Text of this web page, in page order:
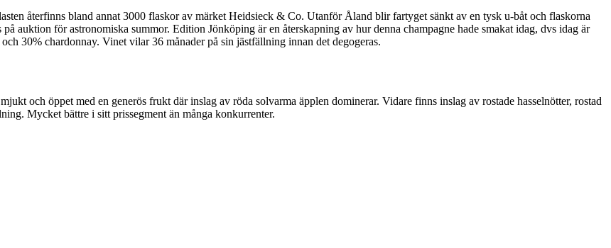
återfinns bland annat 3000 flaskor av märket Heidsieck & Co. Utanför Åland blir fartyget sänkt av en tysk u-båt och flaskorna
auktion för astronomiska summor. Edition Jönköping är en återskapning av hur denna champagne hade smakat idag, dvs idag är
30% chardonnay. Vinet vilar 36 månader på sin jästfällning innan det degogeras.
och öppet med en generös frukt där inslag av röda solvarma äpplen dominerar. Vidare finns inslag av rostade hasselnötter, rostad
Mycket bättre i sitt prissegment än många konkurrenter.